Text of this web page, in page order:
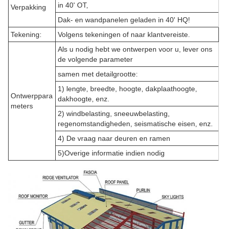
Verpakking
in 40' OT,
Dak- en wandpanelen geladen in 40' HQ!
Tekening:
Volgens tekeningen of naar klantvereiste.
Ontwerppara
meters
Als u nodig hebt we ontwerpen voor u, lever ons
de volgende parameter
samen met detailgrootte:
1) lengte, breedte, hoogte, dakplaathoogte,
dakhoogte, enz.
2) windbelasting, sneeuwbelasting,
regenomstandigheden, seismatische eisen, enz.
4) De vraag naar deuren en ramen
5)Overige informatie indien nodig